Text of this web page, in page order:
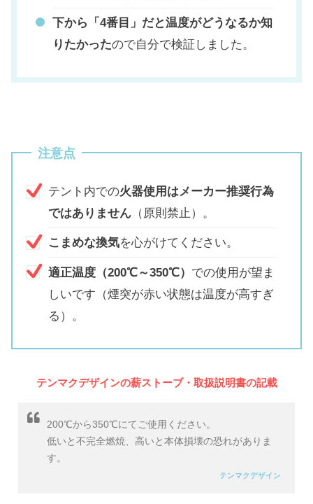
下から「4番目」だと温度がどうなるか知
りたかったので自分で検証しました。
注意点
テント内での火器使用はメーカー推奨行為
ではありません （原則禁止）。
こまめな換気を心がけてください。
適正温度（200℃～350℃） での使用が望ま
しいです（煙突が赤い状態は温度が高すぎ
る）。
テンマクデザインの薪ストーブ・取扱説明書の記載
200℃から350℃にてご使用ください。
低いと不完全燃焼、高いと本体損壊の恐れがありま
す。
テンマクデザイン